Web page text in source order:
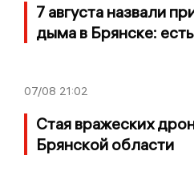
7 августа назвали
дыма в Брянске:
07/08 21:02
Стая вражеских
Брянской области